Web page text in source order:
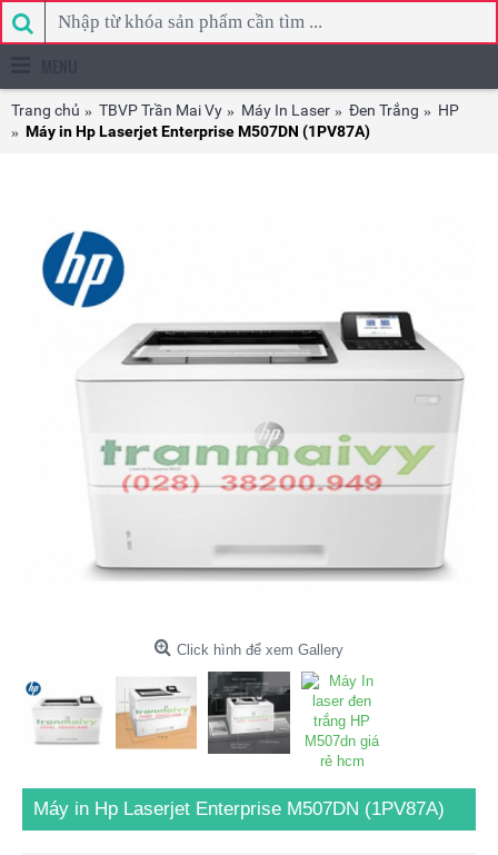
Trang chủ TBVP Trần Mai Vy Máy In Laser Đen Trắng
HP
Máy in Hp Laserjet Enterprise M507DN (1PV87A)
Click hình để xem Gallery
Máy in Hp Laserjet Enterprise M507DN (1PV87A)